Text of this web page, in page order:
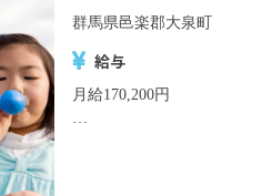
群馬県邑楽郡大泉町
給与
月給170,200円